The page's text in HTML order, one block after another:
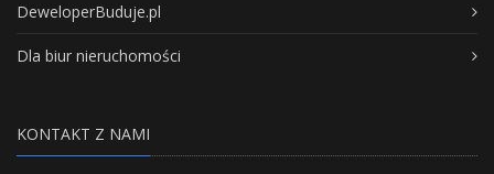
DeweloperBuduje.pl
Dla biur nieruchomości
KONTAKT Z NAMI